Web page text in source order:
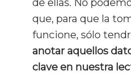
de ellas. No
que, para que la
funcione, sólo
anotar aquellos
clave en nuestra